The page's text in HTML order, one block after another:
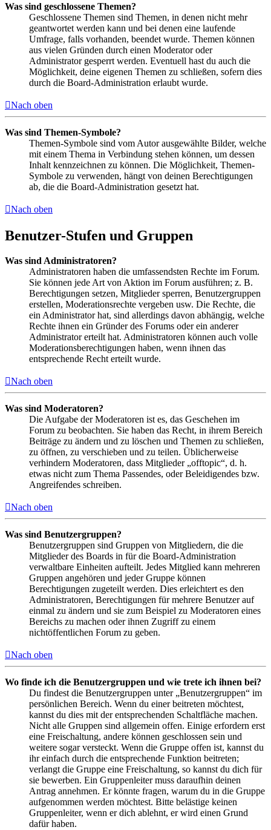
Was sind geschlossene Themen?
Geschlossene Themen sind Themen, in denen nicht mehr
geantwortet werden kann und bei denen eine laufende
Umfrage, falls vorhanden, beendet wurde. Themen können
aus vielen Gründen durch einen Moderator oder
Administrator gesperrt werden. Eventuell hast du auch die
Möglichkeit, deine eigenen Themen zu schließen, sofern dies
durch die Board-Administration erlaubt wurde.
Nach oben
Was sind Themen-Symbole?
Themen-Symbole sind vom Autor ausgewählte Bilder, welche
mit einem Thema in Verbindung stehen können, um dessen
Inhalt kennzeichnen zu können. Die Möglichkeit, Themen-
Symbole zu verwenden, hängt von deinen Berechtigungen
ab, die die Board-Administration gesetzt hat.
Nach oben
Benutzer-Stufen und Gruppen
Was sind Administratoren?
Administratoren haben die umfassendsten Rechte im Forum.
Sie können jede Art von Aktion im Forum ausführen; z. B.
Berechtigungen setzen, Mitglieder sperren, Benutzergruppen
erstellen, Moderationsrechte vergeben usw. Die Rechte, die
ein Administrator hat, sind allerdings davon abhängig, welche
Rechte ihnen ein Gründer des Forums oder ein anderer
Administrator erteilt hat. Administratoren können auch volle
Moderationsberechtigungen haben, wenn ihnen das
entsprechende Recht erteilt wurde.
Nach oben
Was sind Moderatoren?
Die Aufgabe der Moderatoren ist es, das Geschehen im
Forum zu beobachten. Sie haben das Recht, in ihrem Bereich
Beiträge zu ändern und zu löschen und Themen zu schließen,
zu öffnen, zu verschieben und zu teilen. Üblicherweise
verhindern Moderatoren, dass Mitglieder „offtopic“, d. h.
etwas nicht zum Thema Passendes, oder Beleidigendes bzw.
Angreifendes schreiben.
Nach oben
Was sind Benutzergruppen?
Benutzergruppen sind Gruppen von Mitgliedern, die die
Mitglieder des Boards in für die Board-Administration
verwaltbare Einheiten aufteilt. Jedes Mitglied kann mehreren
Gruppen angehören und jeder Gruppe können
Berechtigungen zugeteilt werden. Dies erleichtert es den
Administratoren, Berechtigungen für mehrere Benutzer auf
einmal zu ändern und sie zum Beispiel zu Moderatoren eines
Bereichs zu machen oder ihnen Zugriff zu einem
nichtöffentlichen Forum zu geben.
Nach oben
Wo finde ich die Benutzergruppen und wie trete ich ihnen bei?
Du findest die Benutzergruppen unter „Benutzergruppen“ im
persönlichen Bereich. Wenn du einer beitreten möchtest,
kannst du dies mit der entsprechenden Schaltfläche machen.
Nicht alle Gruppen sind allgemein offen. Einige erfordern erst
eine Freischaltung, andere können geschlossen sein und
weitere sogar versteckt. Wenn die Gruppe offen ist, kannst du
ihr einfach durch die entsprechende Funktion beitreten;
verlangt die Gruppe eine Freischaltung, so kannst du dich für
sie bewerben. Ein Gruppenleiter muss daraufhin deinen
Antrag annehmen. Er könnte fragen, warum du in die Gruppe
aufgenommen werden möchtest. Bitte belästige keinen
Gruppenleiter, wenn er dich ablehnt, er wird einen Grund
dafür haben.